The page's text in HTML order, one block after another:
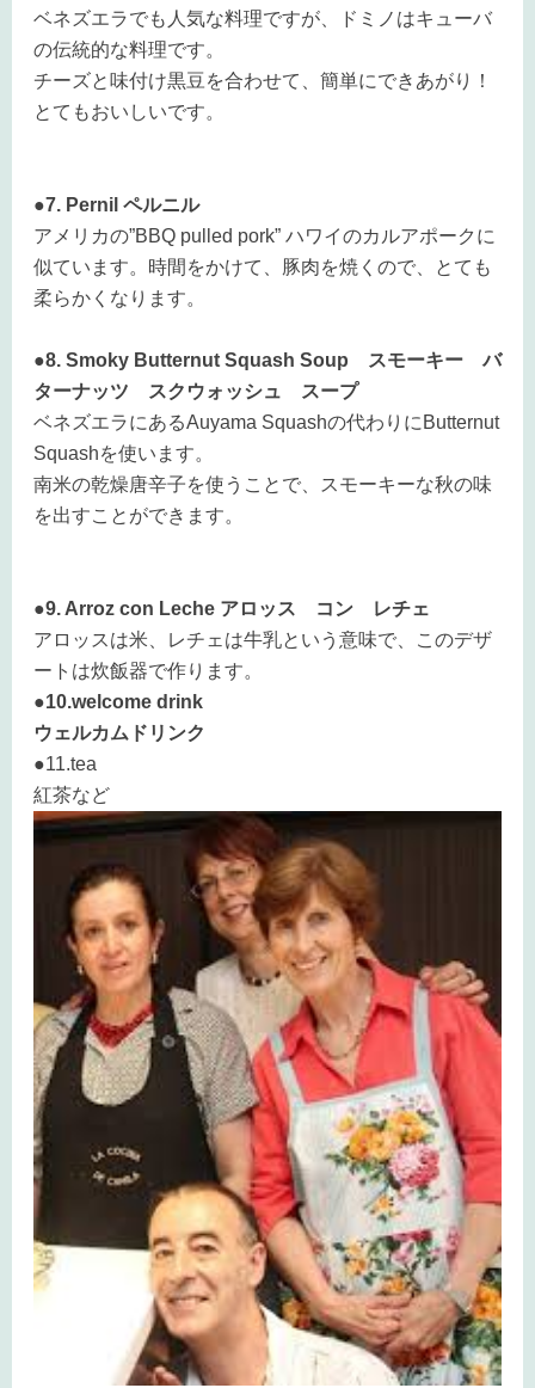
ベネズエラでも人気な料理ですが、ドミノはキューバ
の伝統的な料理です。
チーズと味付け黒豆を合わせて、簡単にできあがり！
とてもおいしいです。
●7. Pernil ペルニル
アメリカの”BBQ pulled pork” ハワイのカルアポークに
似ています。時間をかけて、豚肉を焼くので、とても
柔らかくなります。
●8. Smoky Butternut Squash Soup スモーキー バ
ターナッツ スクウォッシュ スープ
ベネズエラにあるAuyama Squashの代わりにButternut
Squashを使います。
南米の乾燥唐辛子を使うことで、スモーキーな秋の味
を出すことができます。
●9. Arroz con Leche アロッス コン レチェ
アロッスは米、レチェは牛乳という意味で、このデザ
ートは炊飯器で作ります。
●10.welcome drink
ウェルカムドリンク
●11.tea
紅茶など